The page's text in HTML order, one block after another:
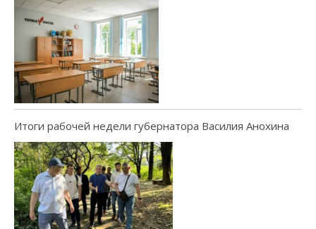
Итоги рабочей недели губернатора Василия Анохина